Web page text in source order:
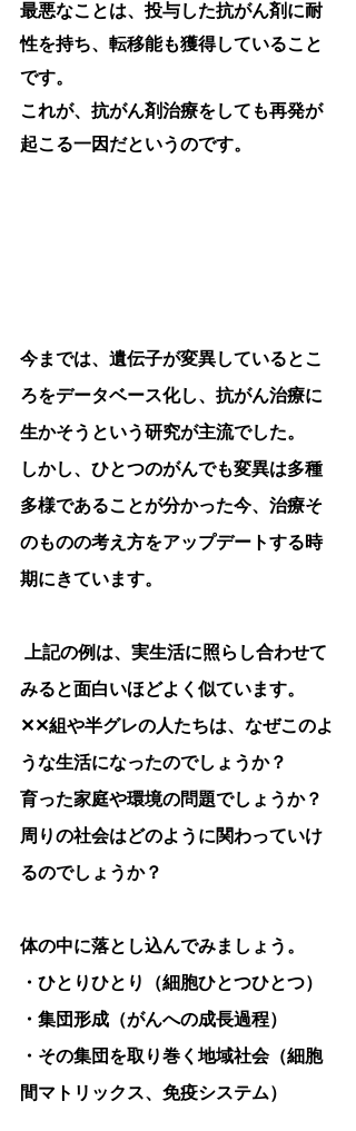
最悪なことは、投与した抗がん剤に耐
性を持ち、転移能も獲得していること
です。
これが、抗がん剤治療をしても再発が
起こる一因だというのです。
今までは、遺伝子が変異しているとこ
ろをデータベース化し、抗がん治療に
生かそうという研究が主流でした。
しかし、ひとつのがんでも変異は多種
多様であることが分かった今、 治療そ
のものの考え方をアップデートする時
期にきています。
みると面白いほどよく似ています。
✕✕組や半グレの人たちは、なぜこのよ
うな生活になったのでしょうか？
育った家庭や環境の問題でしょうか？
周りの社会はどのように関わっていけ
るのでしょうか？
体の中に落とし込んでみましょう。
・ひとりひとり（細胞ひとつひとつ）
・集団形成（がんへの成長過程）
・その集団を取り巻く地域社会（細胞
間マトリックス、免疫システム）